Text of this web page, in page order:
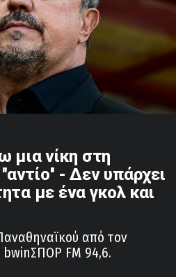
μια νίκη στη
- Δεν υπάρχει
με ένα γκολ και
από τον
bwinΣΠΟΡ FM 94,6.